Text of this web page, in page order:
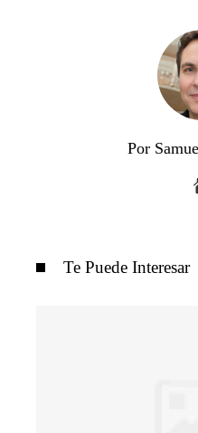
Por
Te Puede Interesar